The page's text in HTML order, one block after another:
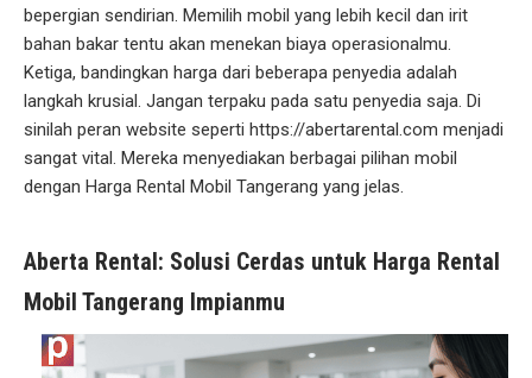
bepergian sendirian. Memilih mobil yang lebih kecil dan irit
bahan bakar tentu akan menekan biaya operasionalmu.
Ketiga, bandingkan harga dari beberapa penyedia adalah
langkah krusial. Jangan terpaku pada satu penyedia saja. Di
sinilah peran website seperti https://abertarental.com menjadi
sangat vital. Mereka menyediakan berbagai pilihan mobil
dengan Harga Rental Mobil Tangerang yang jelas.
Aberta Rental: Solusi Cerdas untuk Harga Rental
Mobil Tangerang Impianmu